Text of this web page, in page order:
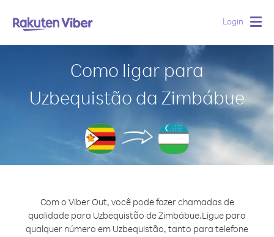
Login
Como ligar para
Uzbequistão da Zimbábue
Com o Viber Out, você pode fazer chamadas de
qualidade para Uzbequistão de Zimbábue.Ligue para
qualquer número em Uzbequistão, tanto para telefone